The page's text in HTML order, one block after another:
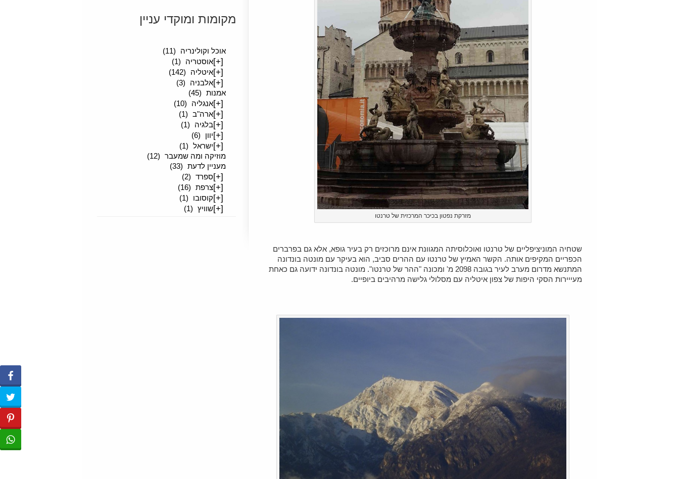
מזרקת נפטון בכיכר המרכזית של טרנטו
שטחיה המוניציפליים של טרנטו ואוכלוסיתה המגוונת אינם מרוכזים רק בעיר גופא, אלא גם בפרברים
הכפריים המקיפים אותה. הקשר האמיץ של טרנטו עם ההרים סביב, הוא בעיקר עם מונטה בונדונה
המתנשא מדרום מערב לעיר בגובה 2098 מ' ומכונה "ההר של טרנטו". מונטה בונדונה ידועה גם כאחת
מעייירות הסקי היפות של צפון איטליה עם מסלולי גלישה מרהיבים ביופיים.
מקומות ומוקדי עניין
אוכל וקולינריה
(11)
[+]אוסטריה (1)
[+]איטליה (142)
[+]אלבניה
(3)
אמנות (45)
[+]אנגליה (10)
[+]ארה"ב (1)
[+]בלגיה (1)
[+]יוון (6)
[+]ישראל (1)
מוזיקה ומה שמעבר (12)
מעניין לדעת (33)
[+]ספרד (2)
[+]צרפת (16)
[+]קוסובו (1)
[+]שוויץ (1)